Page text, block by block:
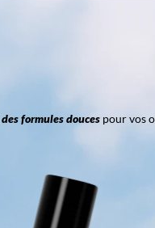
des formules doucespour vos